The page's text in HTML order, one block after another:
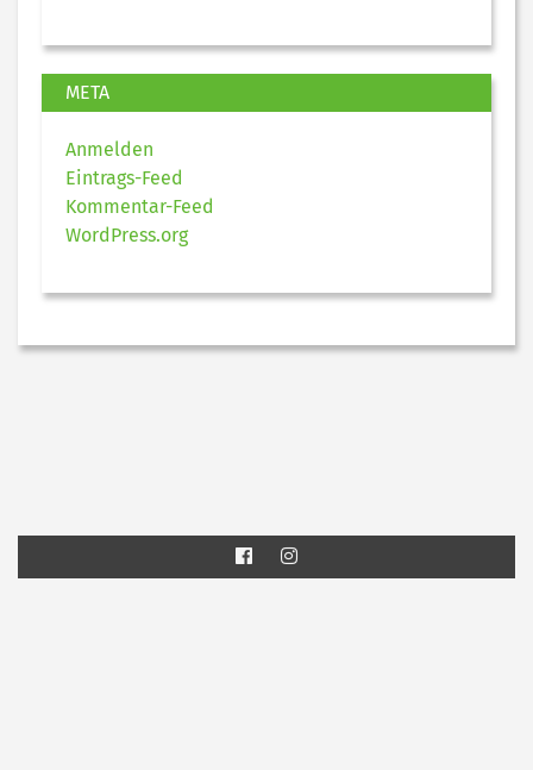
META
Anmelden
Eintrags-Feed
Kommentar-Feed
WordPress.org